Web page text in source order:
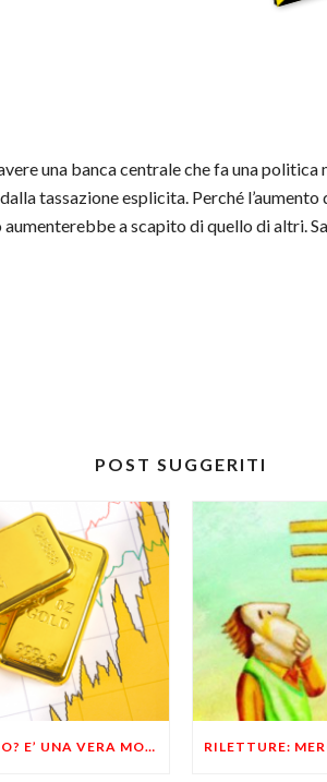
una banca centrale che fa una
tassazione esplicita. Perché
a scapito di quello di altri.
POST SUGGERITI
COSA E’ L’ORO? E’ UNA VERA MONETA INDIPENDENTE (VIDEO IN ITALIANO)